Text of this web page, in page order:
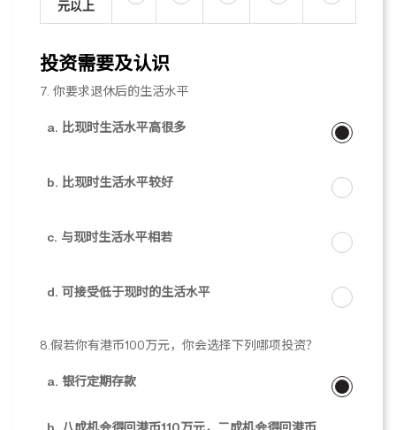
元以上
投资需要及认识
7. 你要求退休后的生活水平
a. 比现时生活水平高很多
b. 比现时生活水平较好
c. 与现时生活水平相若
d. 可接受低于现时的生活水平
8.假若你有港币100万元，你会选择下列哪项投资？
a. 银行定期存款